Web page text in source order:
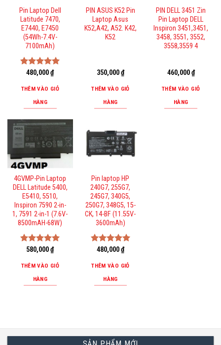
Pin Laptop Dell
Latitude 7470,
E7440, E7450
(54Wh-7.4V-
7100mAh)
Được xếp
5 sao
480,000₫
THÊM VÀO GIỎ
HÀNG
PIN ASUS K52 Pin
Laptop Asus
K52,A42, A52. K42,
K52
350,000₫
THÊM VÀO GIỎ
HÀNG
PIN DELL 3451 Zin
Pin Laptop DELL
Inspiron 3451,3451,
3458, 3551, 3552,
3558,3559 4
460,000₫
THÊM VÀO GIỎ
HÀNG
4GVMP-Pin Laptop
DELL Latitude 5400,
E5410, 5510,
Inspiron 7590 2-in-
1, 7591 2-in-1 (7.6V-
8500mAH-68W)
Được xếp
5 sao
580,000₫
THÊM VÀO GIỎ
HÀNG
Pin laptop HP
240G7, 255G7,
245G7, 340G5,
250G7, 348G5, 15-
CK, 14-BF (11.55V-
3600mAh)
Được xếp
5 sao
480,000₫
THÊM VÀO GIỎ
HÀNG